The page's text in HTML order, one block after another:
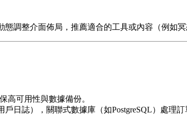
調整介面佈局，推薦適合的工具或內容（例如冥
高可用性與數據備份。
日誌），關聯式數據庫（如PostgreSQL）處理訂